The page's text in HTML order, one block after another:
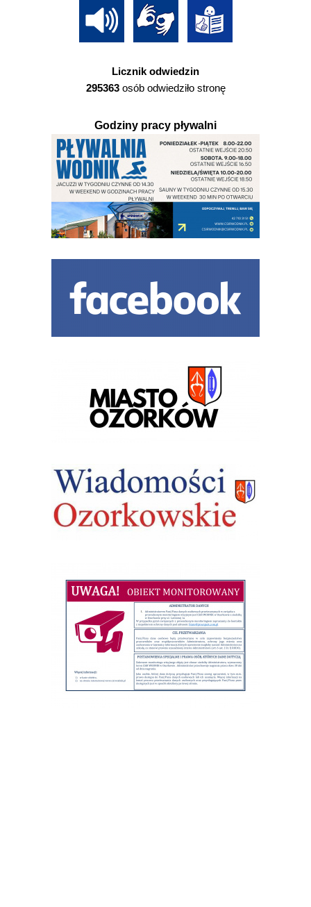
Licznik odwiedzin
295363osób odwiedziło stronę
Godziny pracy pływalni